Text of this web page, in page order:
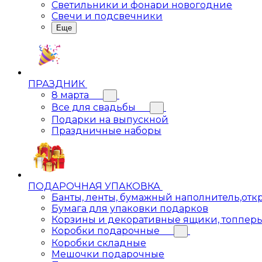
Светильники и фонари новогодние
Свечи и подсвечники
Еще
ПРАЗДНИК
8 марта
Все для свадьбы
Подарки на выпускной
Праздничные наборы
ПОДАРОЧНАЯ УПАКОВКА
Банты, ленты, бумажный
Бумага для упаковки подарков
Корзины и декоративные ящики,
Коробки подарочные
Коробки складные
Мешочки подарочные